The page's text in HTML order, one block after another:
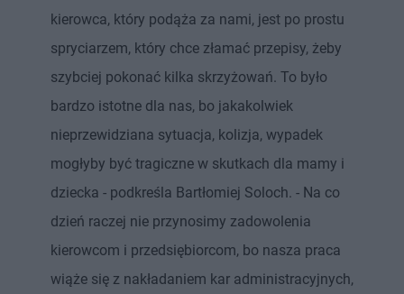
kierowca, który podąża za nami, jest po prostu
spryciarzem, który chce złamać przepisy, żeby
szybciej pokonać kilka skrzyżowań. To było
bardzo istotne dla nas, bo jakakolwiek
nieprzewidziana sytuacja, kolizja, wypadek
mogłyby być tragiczne w skutkach dla mamy i
dziecka - podkreśla Bartłomiej Soloch. - Na co
dzień raczej nie przynosimy zadowolenia
kierowcom i przedsiębiorcom, bo nasza praca
wiąże się z nakładaniem kar administracyjnych,